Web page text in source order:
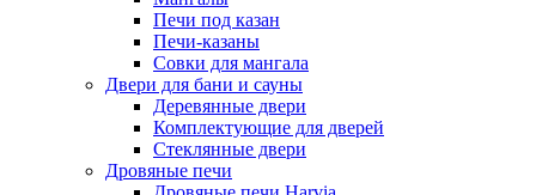
Печи под казан
Печи-казаны
Совки для мангала
Двери для бани и сауны
Деревянные двери
Комплектующие для дверей
Стеклянные двери
Дровяные печи